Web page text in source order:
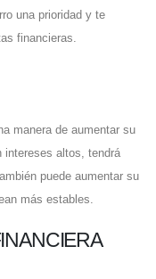
una prioridad y te
financieras.
manera de aumentar su
intereses altos, tendrá
puede aumentar su
más estables.